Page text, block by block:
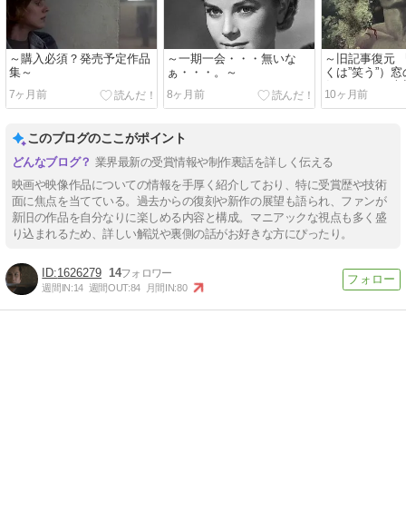
～購入必須？発売予定作品
集～
7ヶ月前
～一期一会・・・無いな
ぁ・・・。～
8ヶ月前
～旧記事復元
くは”笑う”）
仮＞』 → 日本
10ヶ月前
このブログのここがポイント
業界最新の受賞情報や制作裏話を詳しく伝える
映画や映像作品についての情報を手厚く紹介しており、特に受賞歴や技術
面に焦点を当てている。過去からの復刻や新作の展望も語られ、ファンが
新旧の作品を自分なりに楽しめる内容と構成。マニアックな視点も多く盛
り込まれるため、詳しい解説や裏側の話がお好きな方にぴったり。
1626279 14
週間IN:14 週間OUT:84 月間IN:80